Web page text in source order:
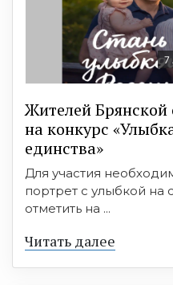
7
Жителей
на конкурс
единства»
Для участия
портрет с улыбкой на
отметить на ...
Читать далее